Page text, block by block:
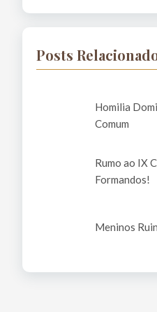
Posts
Homilia
Comum
Rumo ao IX
Formandos!
Meninos